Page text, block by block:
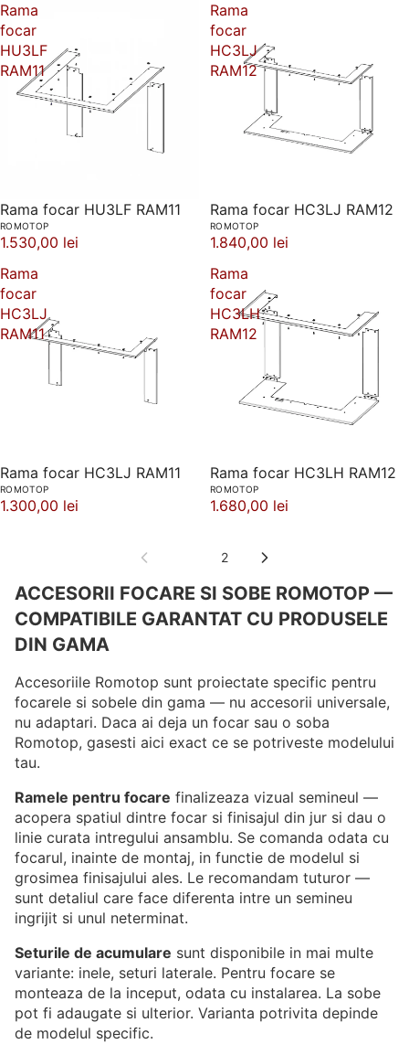
Rama
focar
HU3LF
RAM11
Rama focar HU3LF RAM11
ROMOTOP
1.530,00 lei
Rama
focar
HC3LJ
RAM12
Rama focar HC3LJ RAM12
ROMOTOP
1.840,00 lei
Rama
focar
HC3LJ
RAM11
Rama focar HC3LJ RAM11
ROMOTOP
1.300,00 lei
Rama
focar
HC3LH
RAM12
Rama focar HC3LH RAM12
ROMOTOP
1.680,00 lei
2
ACCESORII FOCARE SI SOBE ROMOTOP —
COMPATIBILE GARANTAT CU PRODUSELE
DIN GAMA
Accesoriile Romotop sunt proiectate specific pentru
focarele si sobele din gama — nu accesorii universale,
nu adaptari. Daca ai deja un focar sau o soba
Romotop, gasesti aici exact ce se potriveste modelului
tau.
Ramele pentru focare finalizeaza vizual semineul —
acopera spatiul dintre focar si finisajul din jur si dau o
linie curata intregului ansamblu. Se comanda odata cu
focarul, inainte de montaj, in functie de modelul si
grosimea finisajului ales. Le recomandam tuturor —
sunt detaliul care face diferenta intre un semineu
ingrijit si unul neterminat.
Seturile de acumulare sunt disponibile in mai multe
variante: inele, seturi laterale. Pentru focare se
monteaza de la inceput, odata cu instalarea. La sobe
pot fi adaugate si ulterior. Varianta potrivita depinde
de modelul specific.